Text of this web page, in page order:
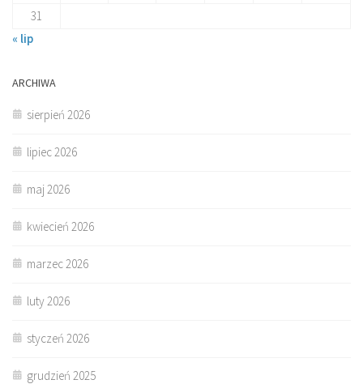
31
« lip
ARCHIWA
sierpień 2026
lipiec 2026
maj 2026
kwiecień 2026
marzec 2026
luty 2026
styczeń 2026
grudzień 2025